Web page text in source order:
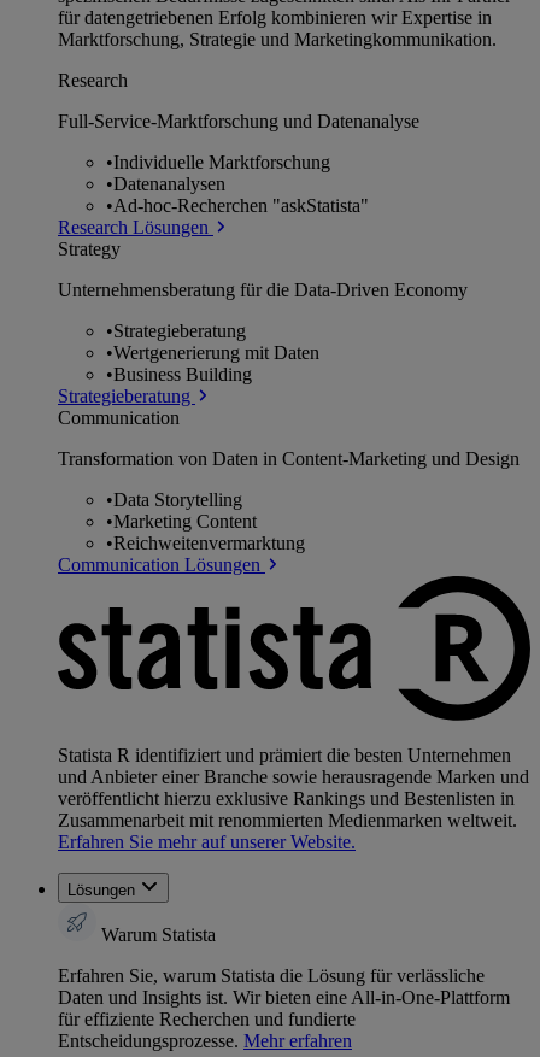
für datengetriebenen Erfolg kombinieren wir Expertise in
Marktforschung, Strategie und Marketingkommunikation.
Research
Full-Service-Marktforschung und Datenanalyse
•Individuelle Marktforschung
•Datenanalysen
•Ad-hoc-Recherchen "askStatista"
Research Lösungen
Strategy
Unternehmens­beratung für die Data-Driven Economy
•Strategieberatung
•Wertgenerierung mit Daten
•Business Building
Strategieberatung
Communication
Transformation von Daten in Content-Marketing und Design
•Data Storytelling
•Marketing Content
•Reichweitenvermarktung
Communication Lösungen
Statista R identifiziert und prämiert die besten Unternehmen
und Anbieter einer Branche sowie herausragende Marken und
veröffentlicht hierzu exklusive Rankings und Bestenlisten in
Zusammenarbeit mit renommierten Medienmarken weltweit.
Erfahren Sie mehr auf unserer Website.
Lösungen
Warum Statista
Erfahren Sie, warum Statista die Lösung für verlässliche
Daten und Insights ist. Wir bieten eine All-in-One-Plattform
für effiziente Recherchen und fundierte
Entscheidungsprozesse. Mehr erfahren